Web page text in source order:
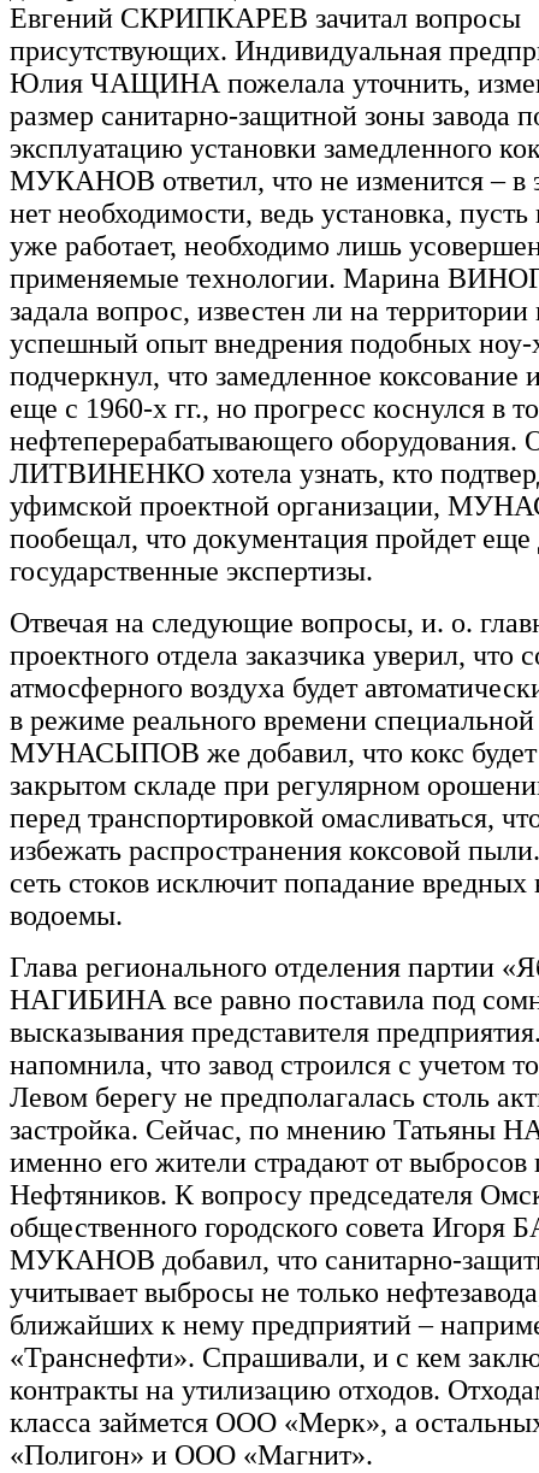
Евгений СКРИПКАРЕВ зачитал вопросы
присутствующих. Индивидуальная
Юлия ЧАЩИНА пожелала уточнить,
размер санитарно-защитной зоны завода
эксплуатацию установки замедленного
МУКАНОВ ответил, что не изменится – в
нет необходимости, ведь установка,
уже работает, необходимо лишь
применяемые технологии. Марина
задала вопрос, известен ли на
успешный опыт внедрения подобных
подчеркнул, что замедленное коксование
еще с 1960-х гг., но прогресс коснулся в
нефтеперерабатывающего оборудования.
ЛИТВИНЕНКО хотела узнать, кто
уфимской проектной организации,
пообещал, что документация пройдет еще
государственные экспертизы.
Отвечая на следующие вопросы, и. о.
проектного отдела заказчика уверил, что
атмосферного воздуха будет
в режиме реального времени
МУНАСЫПОВ же добавил, что кокс будет
закрытом складе при регулярном
перед транспортировкой омасливаться,
избежать распространения коксовой
сеть стоков исключит попадание вредных
водоемы.
Глава регионального отделения партии
НАГИБИНА все равно поставила под
высказывания представителя
напомнила, что завод строился с учетом
Левом берегу не предполагалась столь
застройка. Сейчас, по мнению Татьяны
именно его жители страдают от выбросов
Нефтяников. К вопросу председателя
общественного городского совета Игоря
МУКАНОВ добавил, что санитарно-
учитывает выбросы не только
ближайших к нему предприятий –
«Транснефти». Спрашивали, и с кем
контракты на утилизацию отходов.
класса займется ООО «Мерк», а
«Полигон» и ООО «Магнит».